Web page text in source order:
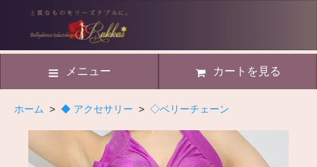
メニュー カートを見る
ホーム > ◆ アクセサリー > ◇ベリーチェーン